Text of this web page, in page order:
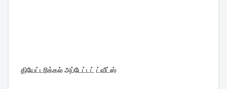
தியேட்டரிக்கல் அப்டேட்டட் ட்வீட்ஸ்